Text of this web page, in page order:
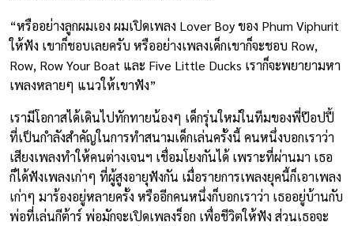
“หรืออย่างลูกผมเอง ผมเปิดเพลง Lover Boy ของ Phum Viphurit
ให้ฟัง เขาก็ชอบเลยครับ หรืออย่างเพลงเด็กเขาก็จะชอบ Row,
Row, Row Your Boat และ Five Little Ducks เราก็จะพยายามหา
เพลงหลายๆ แนวให้เขาฟัง”
เรามีโอกาสได้เดินไปทักทายน้องๆ เด็กรุ่นใหม่ในทีมของพี่ป๊อปปี้
ที่เป็นกำลังสำคัญในการทำสนามเด็กเล่นครั้งนี้ คนหนึ่งบอกเราว่า
เสียงเพลงทำให้คนต่างเจนฯ เชื่อมโยงกันได้ เพราะที่ผ่านมา เธอ
ก็ได้ฟังเพลงเก่าๆ ที่ผู้สูงอายุฟังกัน เมื่อรายการเพลงยุคนี้ก็เอาเพลง
เก่าๆ มาร้องอยู่หลายครั้ง หรืออีกคนหนึ่งก็บอกเราว่า เธออยู่บ้านกับ
พ่อที่เล่นกีต้าร์ พ่อมักจะเปิดเพลงร็อก เพื่อชีวิตให้ฟัง ส่วนเธอจะ